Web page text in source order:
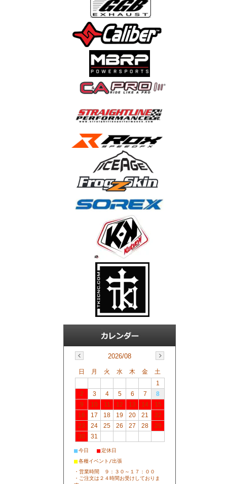
2026/08
日 月 火 水 木 金
土
1
2
3 4 5 6 7
8
9
10 11 12 13 14
15
16
17 18 19 20 21
22
23
24 25 26 27 28
29
30
31
■今日 ■定休日
■各種イベント/出張
・営業時間 ９：３０～１７：００
・ご注文は２４時間お受けしておりま